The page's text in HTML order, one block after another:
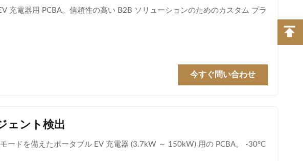
充電器用 PCBA。信頼性の高い B2B ソリューションのためのカスタム プラ
今すぐ問い合わせ
ェント検出
ードを備えたポータブル EV 充電器 (3.7kW ～ 150kW) 用の PCBA。 -30°C